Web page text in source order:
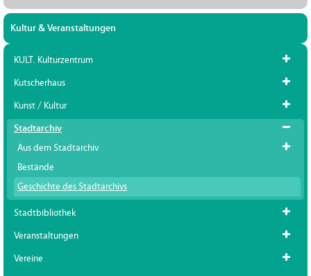
Kultur & Veranstaltungen
KULT. Kulturzentrum
Kutscherhaus
Kunst / Kultur
Stadtarchiv
Aus dem Stadtarchiv
Bestände
Geschichte des Stadtarchivs
Stadtbibliothek
Veranstaltungen
Vereine